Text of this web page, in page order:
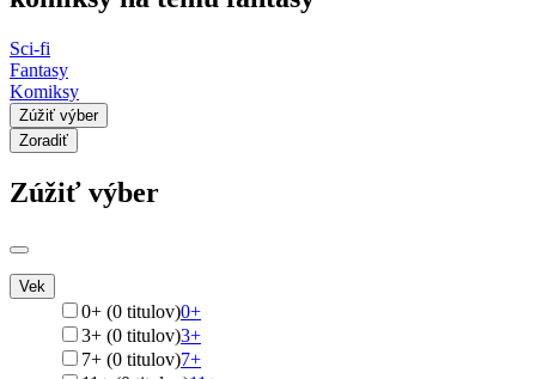
Sci-fi
Fantasy
Komiksy
Zúžiť výber
Zoradiť
Zúžiť výber
Vek
0+ (0 titulov)0+
3+ (0 titulov)3+
7+ (0 titulov)7+